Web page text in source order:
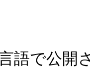
語で公開